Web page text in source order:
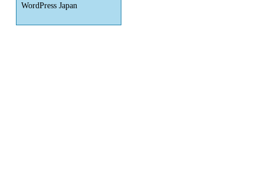
WordPress Japan